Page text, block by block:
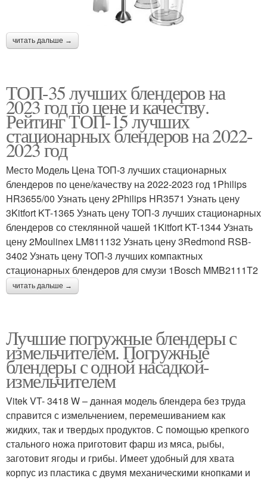
читать дальше →
ТОП-35 лучших блендеров на
2023 год по цене и качеству.
Рейтинг ТОП-15 лучших
стационарных блендеров на 2022-
2023 год
Место Модель Цена ТОП-3 лучших стационарных
блендеров по цене/качеству на 2022-2023 год 1Philips
HR3655/00 Узнать цену 2Philips HR3571 Узнать цену
3Kitfort KT-1365 Узнать цену ТОП-3 лучших стационарных
блендеров со стеклянной чашей 1Kitfort KT-1344 Узнать
цену 2Moulinex LM811132 Узнать цену 3Redmond RSB-
3402 Узнать цену ТОП-3 лучших компактных
стационарных блендеров для смузи 1Bosch MMB2111T2
читать дальше →
Лучшие погружные блендеры с
измельчителем. Погружные
блендеры с одной насадкой-
измельчителем
Vitek VT- 3418 W – данная модель блендера без труда
справится с измельчением, перемешиванием как
жидких, так и твердых продуктов. С помощью крепкого
стального ножа приготовит фарш из мяса, рыбы,
заготовит ягоды и грибы. Имеет удобный для хвата
корпус из пластика с двумя механическими кнопками и